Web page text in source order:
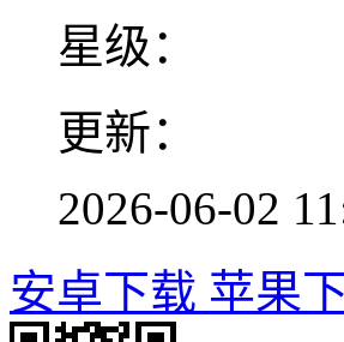
星级：
更新：
2026-06-02
安卓下载 苹果